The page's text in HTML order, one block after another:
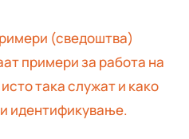
(сведоштва)
примери за работа на
така служат и како
идентификување.